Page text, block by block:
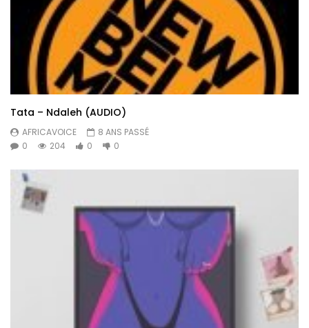
Tata – Ndaleh (AUDIO)
AFRICAVOICE
8 ANS PASSÉ
0
204 0 0